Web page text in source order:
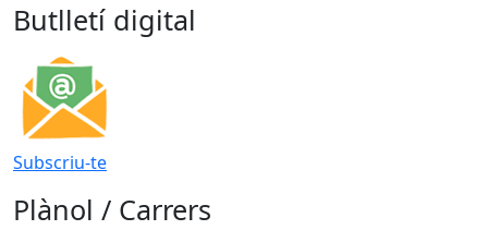
Butlletí digital
Subscriu-te
Plànol / Carrers